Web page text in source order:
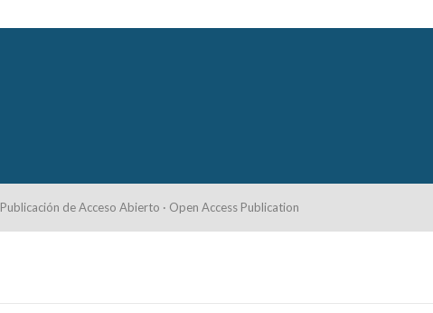
Publicación de Acceso Abierto · Open Access Publication